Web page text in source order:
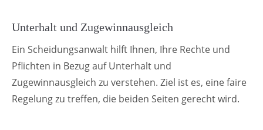
Unterhalt und Zugewinnausgleich
Ein Scheidungsanwalt hilft Ihnen, Ihre Rechte und
Pflichten in Bezug auf Unterhalt und
Zugewinnausgleich zu verstehen. Ziel ist es, eine faire
Regelung zu treffen, die beiden Seiten gerecht wird.